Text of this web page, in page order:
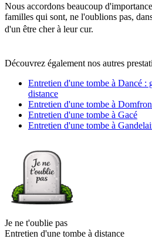
Nous accordons beaucoup
familles qui sont, ne l'oublions pas,
d'un être cher à leur cur.
Découvrez également nos autres
Entretien d'une tombe à Dancé :
distance
Entretien d'une tombe à
Entretien d'une tombe à Gacé
Entretien d'une tombe à
Je ne t'oublie pas
Entretien d'une tombe à distance